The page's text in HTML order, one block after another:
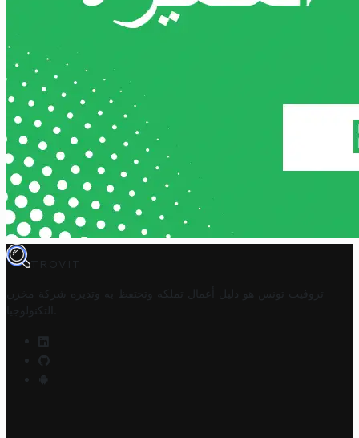
TROVIT
تروفيت تونس هو دليل أعمال تملكه وتحتفظ به وتديره
شركة مخزن
التكنولوجيا